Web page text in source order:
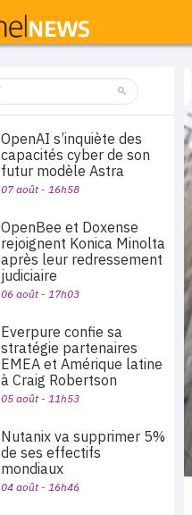
OpenAI s’inquiète des
capacités cyber de son
futur modèle Astra
07 août - 16h58
OpenBee et Doxense
rejoignent Konica Minolta
après leur redressement
judiciaire
06 août - 17h03
Everpure confie sa
stratégie partenaires
EMEA et Amérique latine
à Craig Robertson
05 août - 11h53
Nutanix va supprimer 5%
de ses effectifs
mondiaux
04 août - 16h46